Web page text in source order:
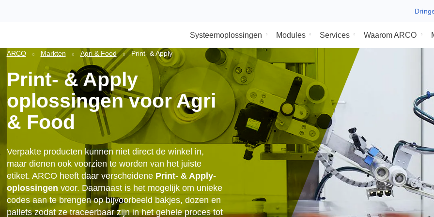
Systeemoplossingen Modules Services
Agri & Food Print- & Apply
Print- & Apply
oplossingen voor Agri
& Food
Verpakte producten kunnen niet direct de winkel in,
maar dienen ook voorzien te worden van het juiste
etiket. ARCO heeft daar verscheidenePrint- & Apply-
oplossingenvoor. Daarnaast is het mogelijk om unieke